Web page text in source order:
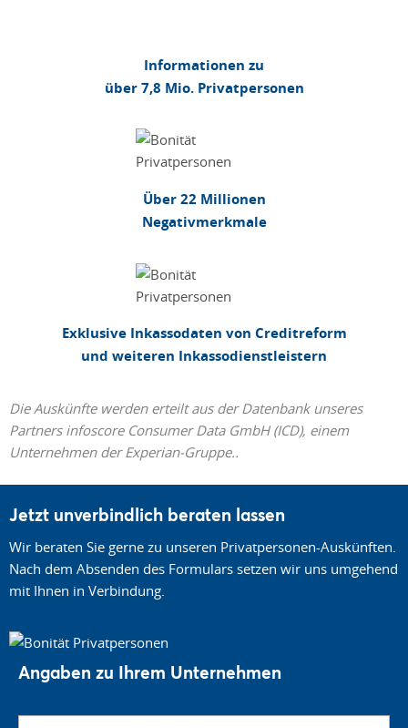
Informationen zu
über 7,8 Mio. Privatpersonen
Über 22 Millionen
Negativmerkmale
Exklusive Inkassodaten von Creditreform
und weiteren Inkassodienstleistern
Die Auskünfte werden erteilt aus der Datenbank unseres
Partners infoscore Consumer Data GmbH (ICD), einem
Unternehmen der Experian-Gruppe..
Jetzt unverbindlich beraten lassen
Wir beraten Sie gerne zu unseren Privatpersonen-Auskünften.
Nach dem Absenden des Formulars setzen wir uns umgehend
mit Ihnen in Verbindung.
Angaben zu Ihrem Unternehmen